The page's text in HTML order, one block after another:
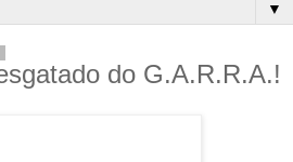
▼
do G.A.R.R.A.!